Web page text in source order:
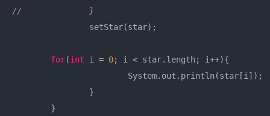
//		}
for(int i = 0; i < star.length; i++){